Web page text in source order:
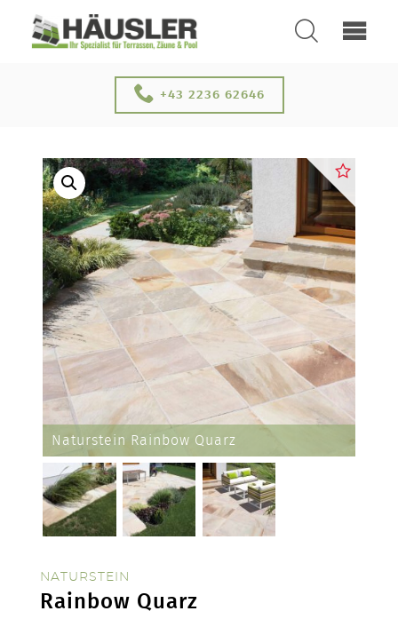
SUCHEN
ÜBER UNS
KONTAKT
SERVICE & NEUHEITEN
+43 2236 62646
Naturstein Rainbow Quarz
NATURSTEIN
Rainbow Quarz